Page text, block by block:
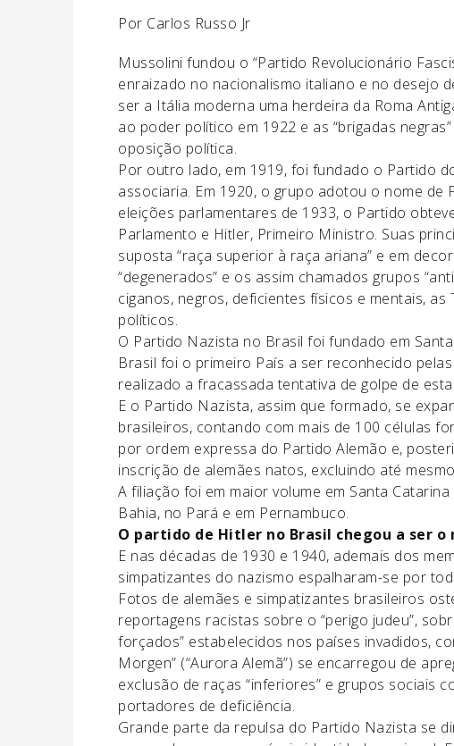
Por Carlos Russo Jr
Mussolini fundou o “Partido Revolucionário
enraizado no nacionalismo italiano e no desejo
ser a Itália moderna uma herdeira da Roma
ao poder político em 1922 e as “brigadas
oposição política.
Por outro lado, em 1919, foi fundado o Partido
associaria. Em 1920, o grupo adotou o nome
eleições parlamentares de 1933, o Partido
Parlamento e Hitler, Primeiro Ministro. Suas
suposta “raça superior à raça ariana” e em
“degenerados” e os assim chamados grupos
ciganos, negros, deficientes físicos e mentais,
políticos.
O Partido Nazista no Brasil foi fundado em
Brasil foi o primeiro País a ser reconhecido
realizado a fracassada tentativa de golpe de
E o Partido Nazista, assim que formado, se
brasileiros, contando com mais de 100 células
por ordem expressa do Partido Alemão e,
inscrição de alemães natos, excluindo até
A filiação foi em maior volume em Santa
Bahia, no Pará e em Pernambuco.
O partido de Hitler no Brasil chegou a ser
E nas décadas de 1930 e 1940, ademais dos
simpatizantes do nazismo espalharam-se por
Fotos de alemães e simpatizantes brasileiros
reportagens racistas sobre o “perigo judeu”,
forçados” estabelecidos nos países invadidos,
Morgen” (“Aurora Alemã”) se encarregou de
exclusão de raças “inferiores” e grupos sociais
portadores de deficiência.
Grande parte da repulsa do Partido Nazista se